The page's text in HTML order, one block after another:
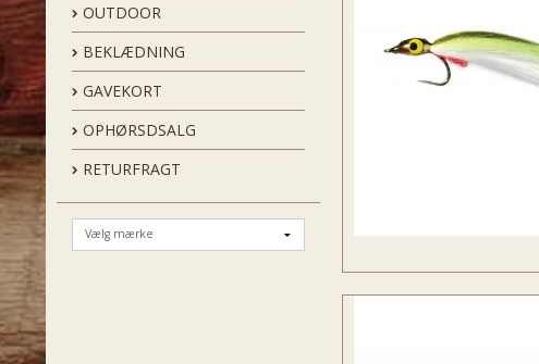
OUTDOOR
BEKLÆDNING
GAVEKORT
OPHØRSDSALG
RETURFRAGT